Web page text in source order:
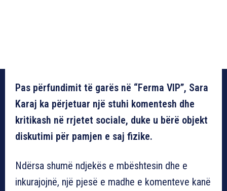
Pas përfundimit të garës në “Ferma VIP”, Sara
Karaj ka përjetuar një stuhi komentesh dhe
kritikash në rrjetet sociale, duke u bërë objekt
diskutimi për pamjen e saj fizike.
Ndërsa shumë ndjekës e mbështesin dhe e
inkurajojnë, një pjesë e madhe e komenteve kanë